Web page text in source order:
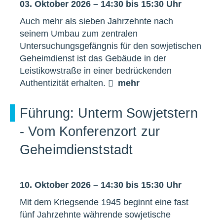
03. Oktober 2026 – 14:30 bis 15:30 Uhr
Auch mehr als sieben Jahrzehnte nach
seinem Umbau zum zentralen
Untersuchungsgefängnis für den sowjetischen
Geheimdienst ist das Gebäude in der
Leistikowstraße in einer bedrückenden
Authentizität erhalten.
mehr
Führung: Unterm Sowjetstern
- Vom Konferenzort zur
Geheimdienststadt
10. Oktober 2026 – 14:30 bis 15:30 Uhr
Mit dem Kriegsende 1945 beginnt eine fast
fünf Jahrzehnte währende sowjetische